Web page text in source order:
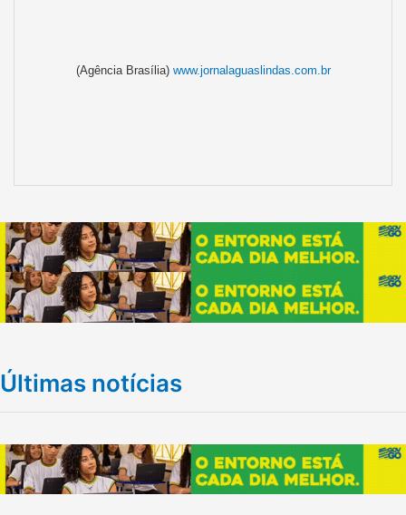
(Agência Brasília) www.jornalaguaslindas.com.br
Últimas notícias